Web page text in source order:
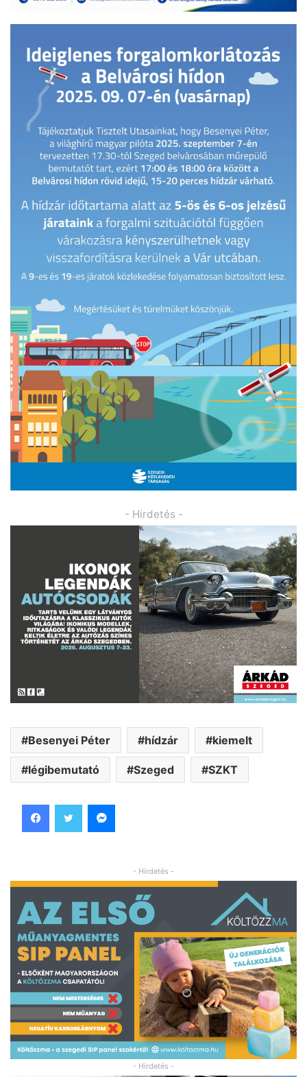
- Hirdetés -
Besenyei Péter hídzár kiemelt
légibemutató Szeged SZKT
- Hirdetés -
- Hirdetés -